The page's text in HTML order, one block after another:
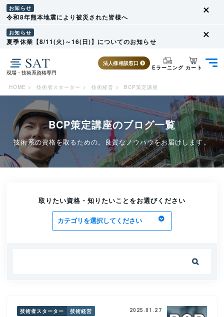
お知らせ
令和8年熊本地震により被災された皆様へ
お知らせ
夏季休業【8/11(火)～16(日)】についてのお知らせ
現場・技術系資格専門
法人様相談窓口
Eラーニング カート
HOME > 技術者スターター > 技術経営 > BCP策定講座
BCP策定講座のブログ一覧
技術系の資格を取るための。良質なノウハウをお届けします。
取りたい資格・知りたいことをお選びください

技術者スターター 技術経営 2025.01.27